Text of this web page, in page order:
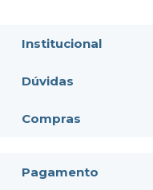
Institucional
Dúvidas
Compras
Pagamento